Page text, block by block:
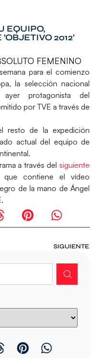
EQUIPO,
2012’
FEMENINO
para el comienzo
la selección nacional
protagonista del
por TVE a través de
resto de la expedición
actual del equipo de
a través del siguiente
que contiene el vídeo
de la mano de Ángel
SIGUIENTE